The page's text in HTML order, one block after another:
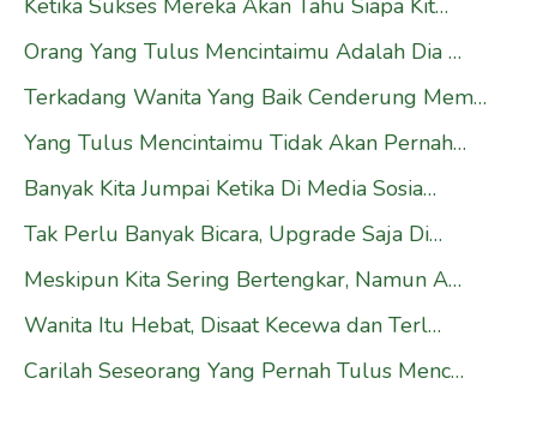
Ketika Sukses Mereka Akan Tahu Siapa Kit…
Orang Yang Tulus Mencintaimu Adalah Dia …
Terkadang Wanita Yang Baik Cenderung Mem…
Yang Tulus Mencintaimu Tidak Akan Pernah…
Banyak Kita Jumpai Ketika Di Media Sosia…
Tak Perlu Banyak Bicara, Upgrade Saja Di…
Meskipun Kita Sering Bertengkar, Namun A…
Wanita Itu Hebat, Disaat Kecewa dan Terl…
Carilah Seseorang Yang Pernah Tulus Menc…